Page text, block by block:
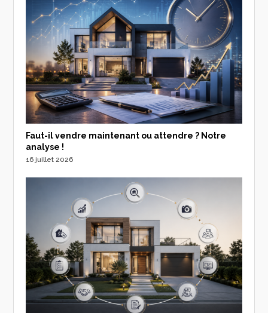
Faut-il vendre maintenant ou attendre ? Notre
analyse !
16 juillet 2026